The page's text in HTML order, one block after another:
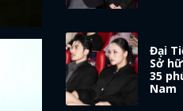
Đại
Sở
35
Nam